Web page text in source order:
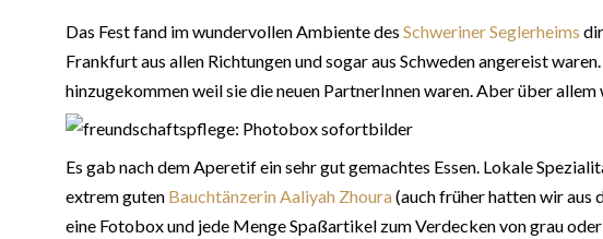
Das Fest fand im wundervollen Ambiente des Schweriner Seglerheims
Frankfurt aus allen Richtungen und sogar aus Schweden angereist
hinzugekommen weil sie die neuen PartnerInnen waren. Aber über
Es gab nach dem Aperetif ein sehr gut gemachtes Essen. Lokale
extrem guten Bauchtänzerin Aaliyah Zhoura(auch früher hatten wir aus
eine Fotobox und jede Menge Spaßartikel zum Verdecken von grau